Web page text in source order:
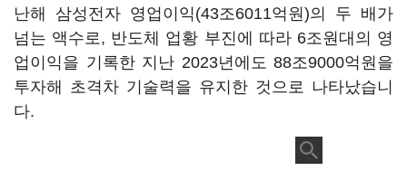
난해 삼성전자 영업이익(43조6011억원)의 두 배가
넘는 액수로, 반도체 업황 부진에 따라 6조원대의 영
업이익을 기록한 지난 2023년에도 88조9000억원을
투자해 초격차 기술력을 유지한 것으로 나타났습니
다.